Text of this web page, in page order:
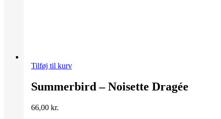
Tilføj til kurv
Summerbird – Noisette Dragée
66,00 kr.